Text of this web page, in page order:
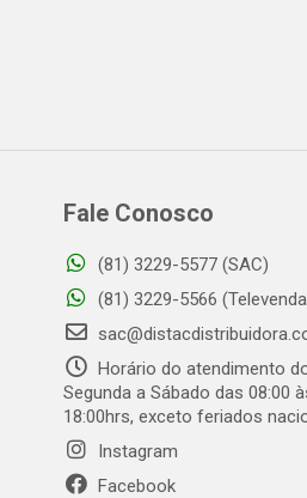
Fale Conosco
(81) 3229-5577 (SAC)
(81) 3229-5566
Horário do atendimento
Segunda a Sábado das 08:00
18:00hrs, exceto feriados
Instagram
Facebook